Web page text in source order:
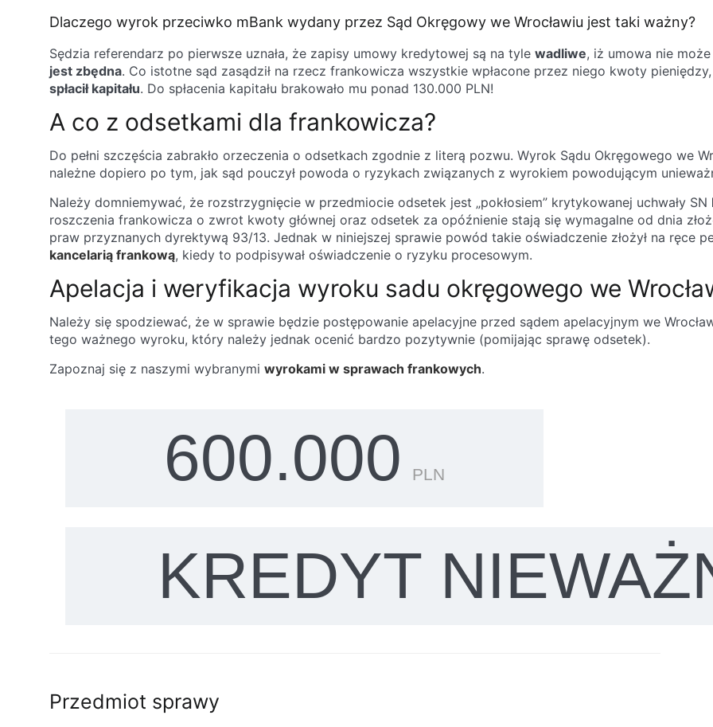
Dlaczego wyrok przeciwko mBank wydany przez Sąd Okręgowy we Wrocławiu jest taki ważny?
Sędzia referendarz po pierwsze uznała, że zapisy umowy kredytowej są na tyle wadliwe, iż umowa nie
jest zbędna. Co istotne sąd zasądził na rzecz frankowicza wszystkie wpłacone przez niego kwoty
spłacił kapitału. Do spłacenia kapitału brakowało mu ponad 130.000 PLN!
A co z odsetkami dla frankowicza?
Do pełni szczęścia zabrakło orzeczenia o odsetkach zgodnie z literą pozwu. Wyrok Sądu Okręgowego we
należne dopiero po tym, jak sąd pouczył powoda o ryzykach związanych z wyrokiem powodującym
Należy domniemywać, że rozstrzygnięcie w przedmiocie odsetek jest „pokłosiem” krytykowanej uchwały SN
roszczenia frankowicza o zwrot kwoty głównej oraz odsetek za opóźnienie stają się wymagalne od dnia
praw przyznanych dyrektywą 93/13. Jednak w niniejszej sprawie powód takie oświadczenie złożył na ręce
kancelarią frankową, kiedy to podpisywał oświadczenie o ryzyku procesowym.
Apelacja i weryfikacja wyroku sadu okręgowego we
Należy się spodziewać, że w sprawie będzie postępowanie apelacyjne przed sądem apelacyjnym we
tego ważnego wyroku, który należy jednak ocenić bardzo pozytywnie (pomijając sprawę odsetek).
Zapoznaj się z naszymi wybranymi wyrokami w sprawach frankowych.
600.000PLN
KREDYT
Przedmiot sprawy